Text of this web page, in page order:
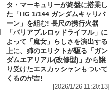
タ・マーキュリーが終盤に搭乗し
た「HG 1/144 ガンダムキャリバ
ーン」を組む! 長尺の携行火器
「バリアブルロッドライフル」に
よって「魔女」らしさを演出する
上に、姉のエリクトが駆る「ガン
ダムエアリアル(改修型)」から譲
り受けたエスカッシャンもついて
くるのが吉!
[2026/1/26 11:20:13]